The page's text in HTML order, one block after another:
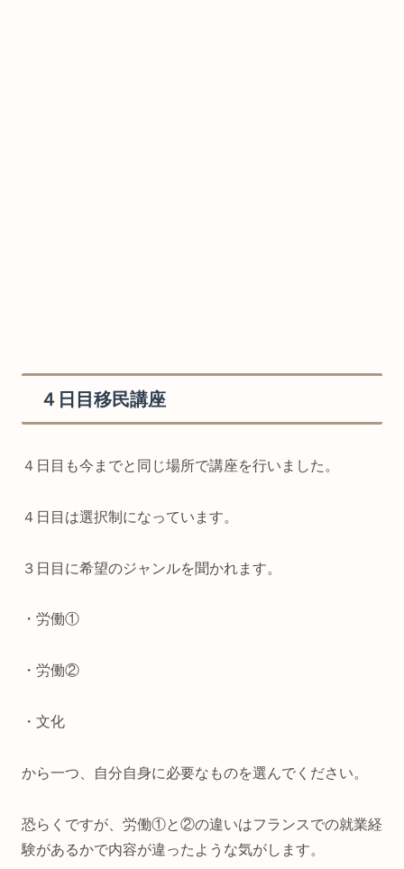
４日目移民講座
４日目も今までと同じ場所で講座を行いました。
４日目は選択制になっています。
３日目に希望のジャンルを聞かれます。
・労働①
・労働②
・文化
から一つ、自分自身に必要なものを選んでください。
恐らくですが、労働①と②の違いはフランスでの就業経
験があるかで内容が違ったような気がします。